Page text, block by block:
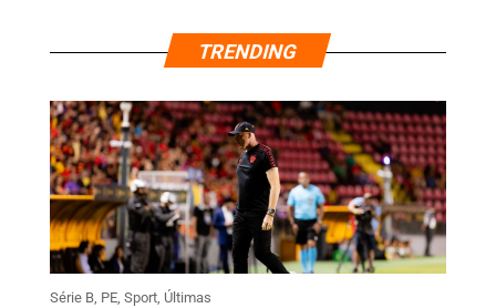
TRENDING
Série B, PE, Sport, Últimas